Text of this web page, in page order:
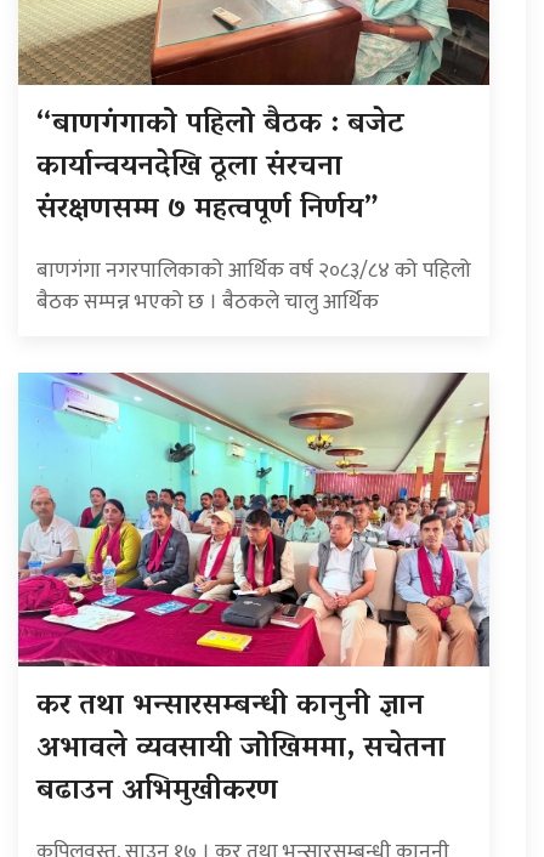
“बाणगंगाको पहिलो बैठक : बजेट
कार्यान्वयनदेखि ठूला संरचना
संरक्षणसम्म ७ महत्वपूर्ण निर्णय”
बाणगंगा नगरपालिकाको आर्थिक वर्ष २०८३/८४ को पहिलो
बैठक सम्पन्न भएको छ । बैठकले चालु आर्थिक
कर तथा भन्सारसम्बन्धी कानुनी ज्ञान
अभावले व्यवसायी जोखिममा, सचेतना
बढाउन अभिमुखीकरण